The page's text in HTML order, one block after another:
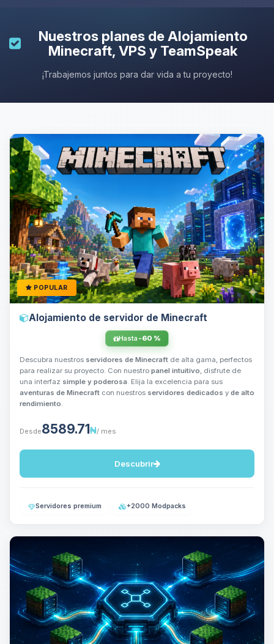
Nuestros planes de Alojamiento
Minecraft, VPS y TeamSpeak
¡Trabajemos juntos para dar vida a tu proyecto!
POPULAR
Alojamiento de servidor de Minecraft
Hasta -60 %
Descubra nuestros servidores de Minecraft de alta gama, perfectos
para realizar su proyecto. Con nuestro panel intuitivo, disfrute de
una interfaz simple y poderosa. Elija la excelencia para sus
aventuras de Minecraft con nuestros servidores dedicados y de alto
rendimiento.
Desde8589.71 ₦/ mes
Descubrir
Servidores premium +2000 Modpacks